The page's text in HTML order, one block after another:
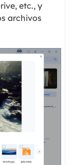
etc., y
archivos